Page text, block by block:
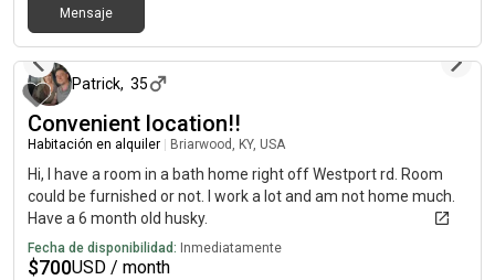
Mensaje
Patrick, 35
Convenient location!!
Habitación en alquiler Briarwood, KY, USA
Hi, I have a room in a bath home right off Westport rd. Room
could be furnished or not. I work a lot and am not home much.
Have a 6 month old husky.
Fecha de disponibilidad: Inmediatamente
$700USD / month